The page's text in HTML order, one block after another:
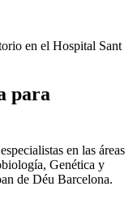
para
en las áreas
Genética y
de Déu Barcelona.